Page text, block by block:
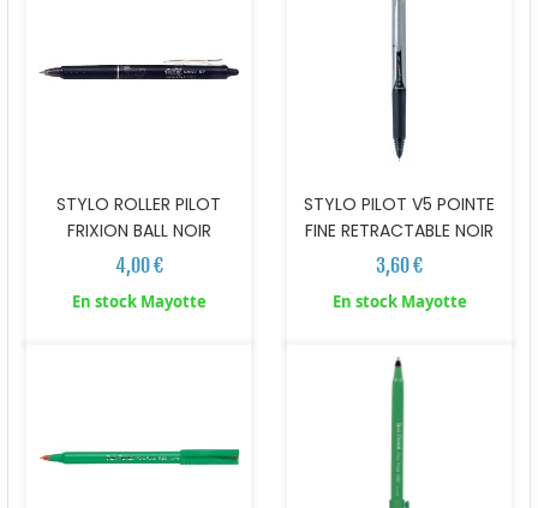
STYLO ROLLER PILOT
FRIXION BALL NOIR
4,00 €
En stock Mayotte
STYLO PILOT V5 POINTE
FINE RETRACTABLE NOIR
3,60 €
En stock Mayotte